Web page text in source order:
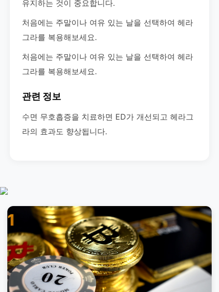
유지하는 것이 중요합니다.
처음에는 주말이나 여유 있는 날을 선택하여 헤라
그라를 복용해보세요.
처음에는 주말이나 여유 있는 날을 선택하여 헤라
그라를 복용해보세요.
관련 정보
수면 무호흡증을 치료하면 ED가 개선되고 헤라그
라의 효과도 향상됩니다.
1